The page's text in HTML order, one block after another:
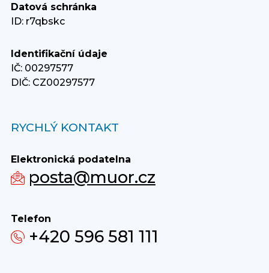
Datová schránka
ID: r7qbskc
Identifikační údaje
IČ: 00297577
DIČ: CZ00297577
RYCHLÝ KONTAKT
Elektronická podatelna
posta@muor.cz
Telefon
+420 596 581 111